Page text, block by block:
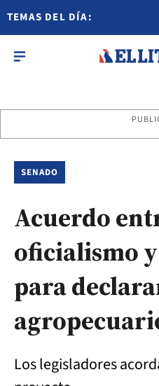
TEMAS DEL DÍA:
SENADO
Acuerdo
oficialismo
para
Los legisladores